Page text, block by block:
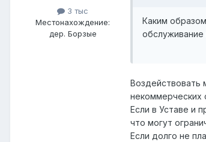
3 тыс
Местонахождение:
дер. Борзые
Каким
обслуживание
Воздействовать
некоммерческих
Если в Уставе и
что могут
Если долго не